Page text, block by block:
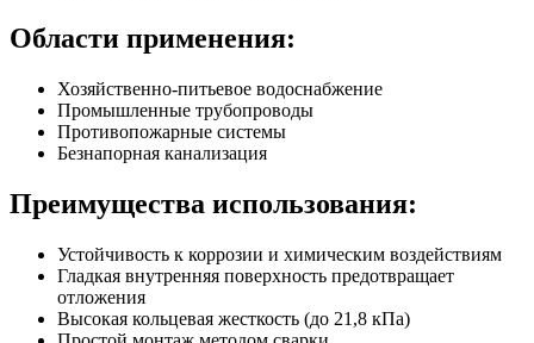
Области применения:
Хозяйственно-питьевое водоснабжение
Промышленные трубопроводы
Противопожарные системы
Безнапорная канализация
Преимущества использования:
Устойчивость к коррозии и химическим воздействиям
Гладкая внутренняя поверхность предотвращает
отложения
Высокая кольцевая жесткость (до 21,8 кПа)